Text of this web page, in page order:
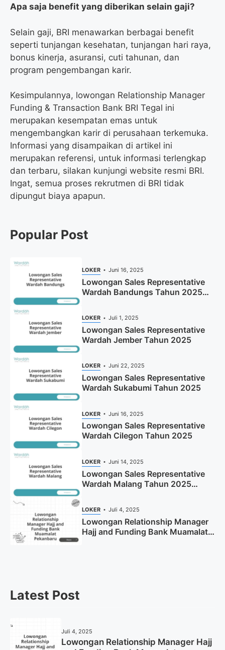
Apa saja benefit yang diberikan selain gaji?
Selain gaji, BRI menawarkan berbagai benefit
seperti tunjangan kesehatan, tunjangan hari raya,
bonus kinerja, asuransi, cuti tahunan, dan
program pengembangan karir.
Kesimpulannya, lowongan Relationship Manager
Funding & Transaction Bank BRI Tegal ini
merupakan kesempatan emas untuk
mengembangkan karir di perusahaan terkemuka.
Informasi yang disampaikan di artikel ini
merupakan referensi, untuk informasi terlengkap
dan terbaru, silakan kunjungi website resmi BRI.
Ingat, semua proses rekrutmen di BRI tidak
dipungut biaya apapun.
Popular Post
LOKER Juni 16, 2025
Lowongan Sales Representative
Wardah Bandungs Tahun 2025
LOKER Juli 1, 2025
Lowongan Sales Representative
Wardah Jember Tahun 2025
LOKER Juni 22, 2025
Lowongan Sales Representative
Wardah Sukabumi Tahun 2025
LOKER Juni 16, 2025
Lowongan Sales Representative
Wardah Cilegon Tahun 2025
LOKER Juni 14, 2025
Lowongan Sales Representative
Wardah Malang Tahun 2025
LOKER Juli 4, 2025
Lowongan Relationship Manager
Hajj and Funding Bank Muamalat
Latest Post
Juli 4, 2025
Lowongan Relationship Manager Hajj